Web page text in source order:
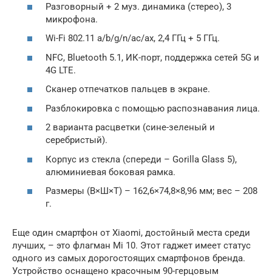
Разговорный + 2 муз. динамика (стерео), 3
микрофона.
Wi-Fi 802.11 a/b/g/n/ac/ax, 2,4 ГГц + 5 ГГц.
NFC, Bluetooth 5.1, ИК-порт, поддержка сетей 5G и
4G LTE.
Сканер отпечатков пальцев в экране.
Разблокировка с помощью распознавания лица.
2 варианта расцветки (сине-зеленый и
серебристый).
Корпус из стекла (спереди – Gorilla Glass 5),
алюминиевая боковая рамка.
Размеры (В×Ш×Т) – 162,6×74,8×8,96 мм; вес – 208
г.
Еще один смартфон от Xiaomi, достойный места среди
лучших, – это флагман Mi 10. Этот гаджет имеет статус
одного из самых дорогостоящих смартфонов бренда.
Устройство оснащено красочным 90-герцовым